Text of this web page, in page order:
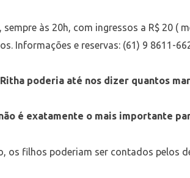
sempre às 20h, com ingressos a R$ 20 (
Informações e reservas: (61) 9 8611-
poderia até nos dizer quantos
é exatamente o mais importante
os filhos poderiam ser contados pelos